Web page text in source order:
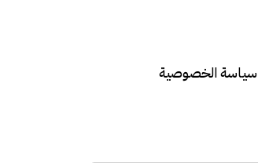
سياسة الخصوصية